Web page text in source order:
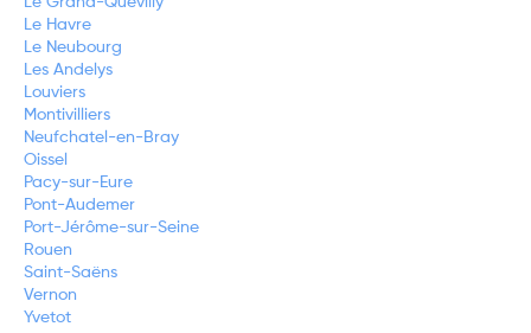
Le Havre
Le Neubourg
Les Andelys
Louviers
Montivilliers
Neufchatel-en-Bray
Oissel
Pacy-sur-Eure
Pont-Audemer
Port-Jérôme-sur-Seine
Rouen
Saint-Saëns
Vernon
Yvetot